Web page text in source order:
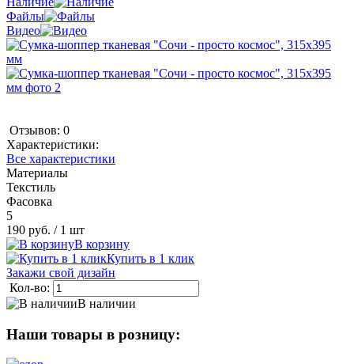
Файлы
Видео
Отзывов: 0
Характеристики:
Все характеристики
Материалы
Текстиль
Фасовка
5
190 руб. / 1 шт
В корзину
Купить в 1 клик
Закажи свой дизайн
Кол-во:
В наличии
Наши товары в розницу: